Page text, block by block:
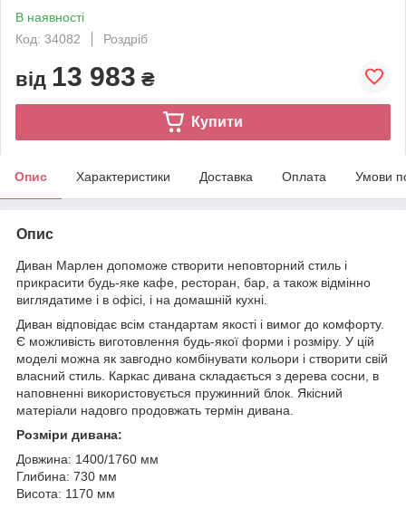
В наявності
Код: 34082
Роздріб
від 13 983 ₴
Купити
Опис Характеристики Доставка Оплата Умови
Опис
Диван Марлен допоможе створити неповторний стиль і
прикрасити будь-яке кафе, ресторан, бар, а також відмінно
виглядатиме і в офісі, і на домашній кухні.
Диван відповідає всім стандартам якості і вимог до комфорту.
Є можливість виготовлення будь-якої форми і розміру. У цій
моделі можна як завгодно комбінувати кольори і створити свій
власний стиль. Каркас дивана складається з дерева сосни, в
наповненні використовується пружинний блок. Якісний
матеріали надовго продовжать термін дивана.
Розміри дивана:
Довжина: 1400/1760 мм
Глибина: 730 мм
Висота: 1170 мм